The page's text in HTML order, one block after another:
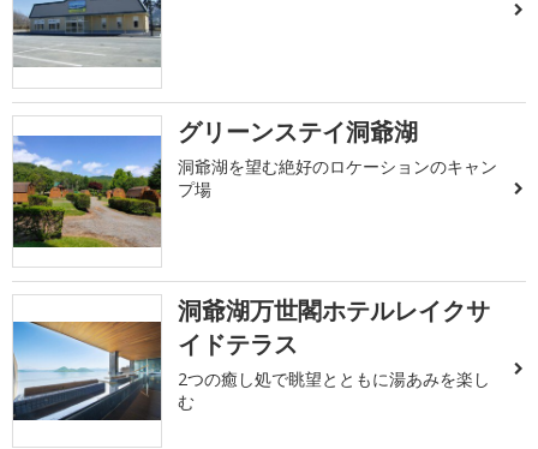
グリーンステイ洞爺湖
洞爺湖を望む絶好のロケーションのキャン
プ場
洞爺湖万世閣ホテルレイクサ
イドテラス
2つの癒し処で眺望とともに湯あみを楽し
む